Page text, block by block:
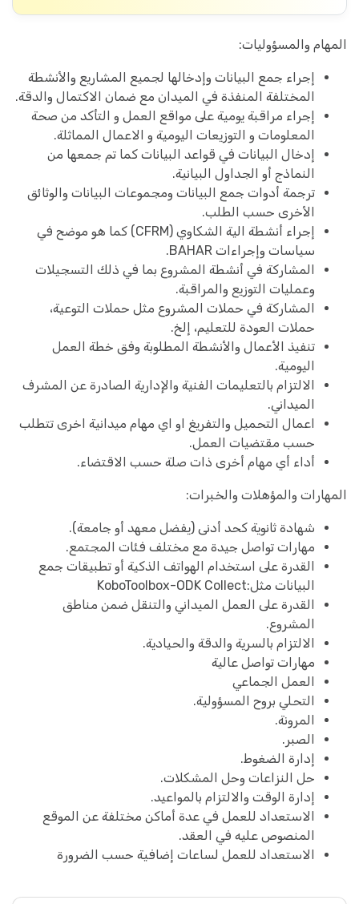
المهام والمسؤوليات:
إجراء جمع البيانات وإدخالها لجميع المشاريع والأنشطة
المختلفة المنفذة في الميدان مع ضمان الاكتمال والدقة.
إجراء مراقبة يومية على مواقع العمل و التأكد من صحة
المعلومات و التوزيعات اليومية و الاعمال المماثلة.
إدخال البيانات في قواعد البيانات كما تم جمعها من
النماذج أو الجداول البيانية.
ترجمة أدوات جمع البيانات ومجموعات البيانات والوثائق
الأخرى حسب الطلب.
إجراء أنشطة الية الشكاوي (CFRM) كما هو موضح في
سياسات وإجراءات BAHAR.
المشاركة في أنشطة المشروع بما في ذلك التسجيلات
وعمليات التوزيع والمراقبة.
المشاركة في حملات المشروع مثل حملات التوعية،
حملات العودة للتعليم، إلخ.
تنفيذ الأعمال والأنشطة المطلوبة وفق خطة العمل
اليومية.
الالتزام بالتعليمات الفنية والإدارية الصادرة عن المشرف
الميداني.
اعمال التحميل والتفريغ او اي مهام ميدانية اخرى تتطلب
حسب مقتضيات العمل.
أداء أي مهام أخرى ذات صلة حسب الاقتضاء.
المهارات والمؤهلات والخبرات:
شهادة ثانوية كحد أدنى (يفضل معهد أو جامعة).
مهارات تواصل جيدة مع مختلف فئات المجتمع.
القدرة على استخدام الهواتف الذكية أو تطبيقات جمع
البيانات مثل:KoboToolbox-ODK Collect
القدرة على العمل الميداني والتنقل ضمن مناطق
المشروع.
الالتزام بالسرية والدقة والحيادية.
مهارات تواصل عالية
العمل الجماعي
التحلي بروح المسؤولية.
المرونة.
الصبر.
إدارة الضغوط.
حل النزاعات وحل المشكلات.
إدارة الوقت والالتزام بالمواعيد.
الاستعداد للعمل في عدة أماكن مختلفة عن الموقع
المنصوص عليه في العقد.
الاستعداد للعمل لساعات إضافية حسب الضرورة